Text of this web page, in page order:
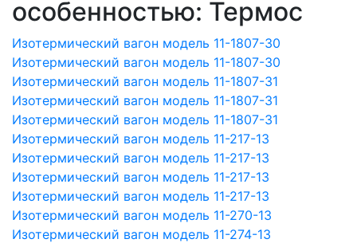
особенностью: Термос
Изотермический вагон модель 11-1807-30
Изотермический вагон модель 11-1807-30
Изотермический вагон модель 11-1807-31
Изотермический вагон модель 11-1807-31
Изотермический вагон модель 11-1807-31
Изотермический вагон модель 11-217-13
Изотермический вагон модель 11-217-13
Изотермический вагон модель 11-217-13
Изотермический вагон модель 11-217-13
Изотермический вагон модель 11-270-13
Изотермический вагон модель 11-274-13